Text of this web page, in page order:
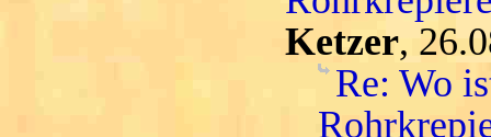
Ketzer,
Re: Wo